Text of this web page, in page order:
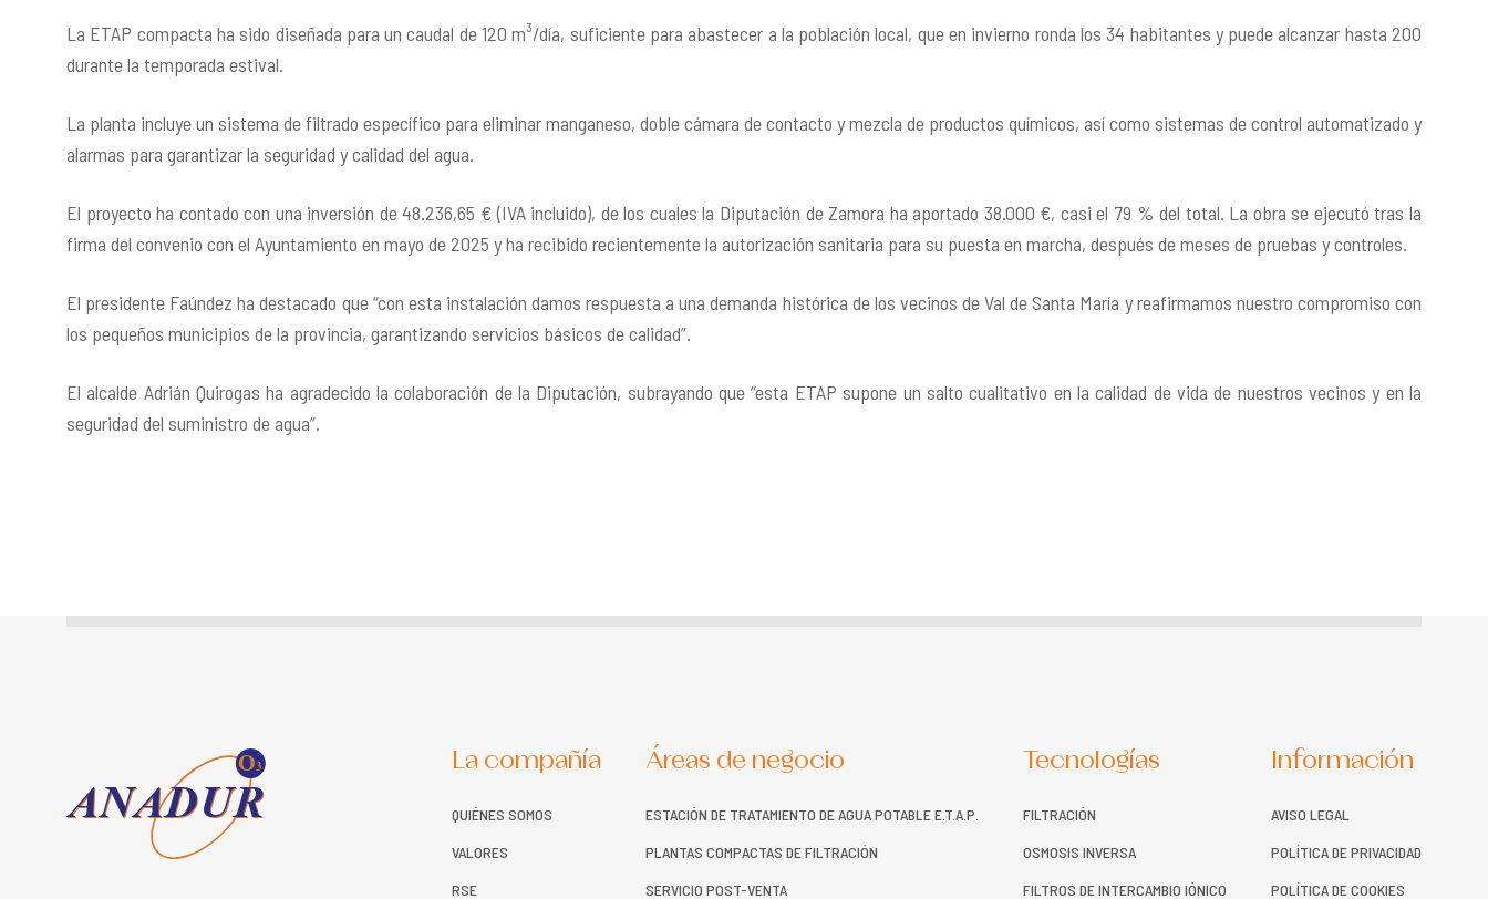
La ETAP compacta ha sido diseñada para uncaudal de 120 m³/día, suficiente para abastecer a la población local, que en invierno ronda los 34 habitantes y puede alcanzar hasta 200
durante la temporada estival.
La planta incluye un sistema de filtrado específico para eliminar manganeso, doble cámara de contacto y mezcla de productos químicos, así como sistemas de control automatizado y
alarmas para garantizar la seguridad y calidad del agua.
El proyecto ha contado con una inversión de 48.236,65 €(IVA incluido), de los cuales la Diputación de Zamora ha aportado 38.000 €, casi el 79 % del total. La obra se ejecutó tras la
firma del convenio con el Ayuntamiento en mayo de 2025 y ha recibido recientemente la autorización sanitaria para su puesta en marcha, después de meses de pruebas y controles.
El presidente Faúndez ha destacado que “con esta instalación damos respuesta a una demanda histórica de los vecinos de Val de Santa María y reafirmamos nuestro compromiso con
los pequeños municipios de la provincia, garantizando servicios básicos de calidad”.
El alcalde Adrián Quirogas ha agradecido la colaboración de la Diputación, subrayando que “esta ETAP supone un salto cualitativo en la calidad de vida de nuestros vecinos y en la
seguridad del suministro de agua”.
ANADUR
ANADUR
O3 La compañía
QUIÉNES SOMOS
VALORES
RSE
Áreas de negocio
ESTACIÓN DE TRATAMIENTO DE AGUA POTABLE E.T.A.P.
PLANTAS COMPACTAS DE FILTRACIÓN
SERVICIO POST-VENTA
Tecnologías
FILTRACIÓN
OSMOSIS INVERSA
FILTROS DE INTERCAMBIO IÓNICO
Información
AVISO LEGAL
POLÍTICA DE PRIVACIDAD
POLÍTICA DE COOKIES